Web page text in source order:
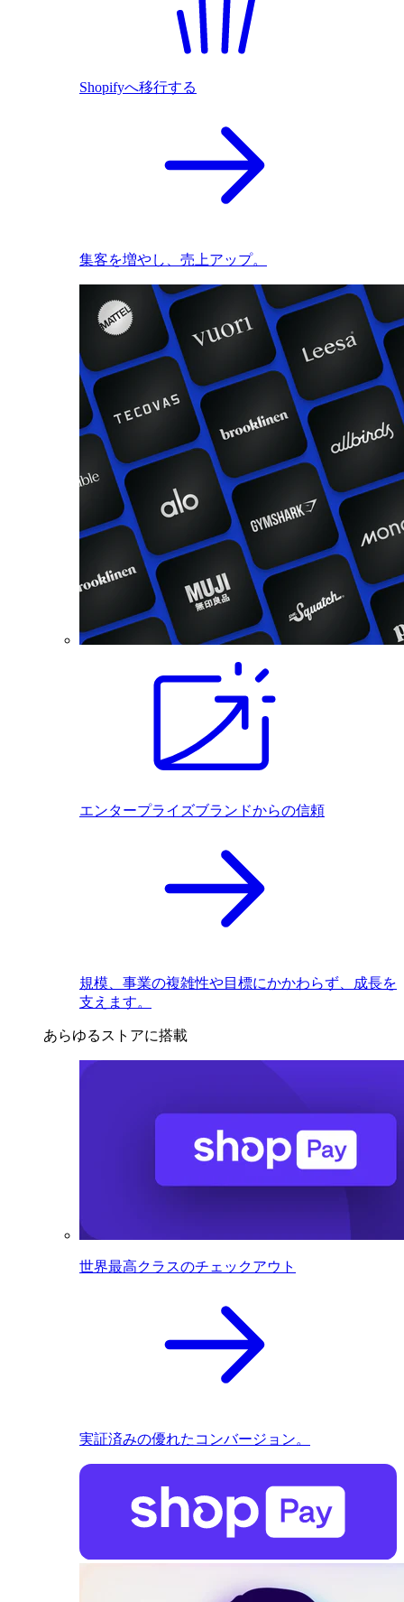
Shopifyへ移行する
集客を増やし、売上アップ。
エンタープライズブランドからの信頼
規模、事業の複雑性や目標にかかわらず、成長を
支えます。
あらゆるストアに搭載
世界最高クラスのチェックアウト
実証済みの優れたコンバージョン。